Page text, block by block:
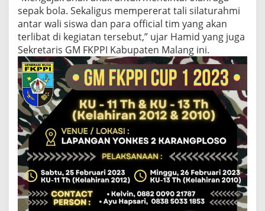
sepak bola. Sekaligus mempererat tali silaturahmi
antar wali siswa dan para official tim yang akan
terlibat di kegiatan tersebut,” ujar Hamid yang juga
Sekretaris GM FKPPI Kabupaten Malang ini.